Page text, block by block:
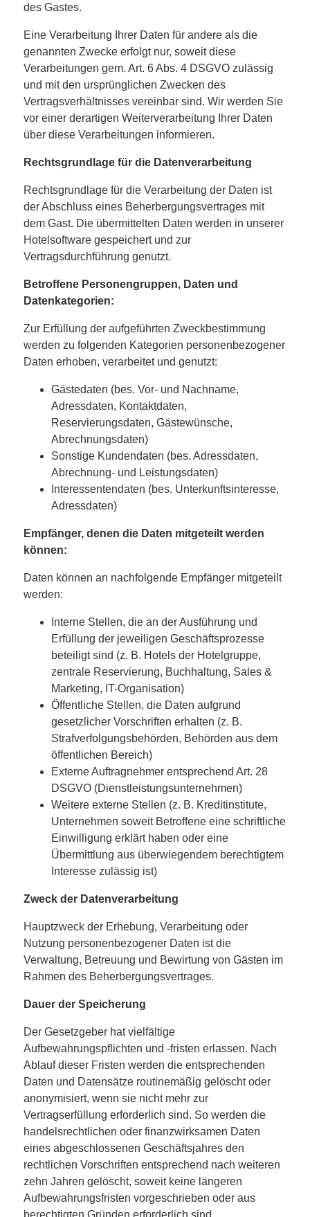
des Gastes.
Eine Verarbeitung Ihrer Daten für andere als die
genannten Zwecke erfolgt nur, soweit diese
Verarbeitungen gem. Art. 6 Abs. 4 DSGVO zulässig
und mit den ursprünglichen Zwecken des
Vertragsverhältnisses vereinbar sind. Wir werden Sie
vor einer derartigen Weiterverarbeitung Ihrer Daten
über diese Verarbeitungen informieren.
Rechtsgrundlage für die Datenverarbeitung
Rechtsgrundlage für die Verarbeitung der Daten ist
der Abschluss eines Beherbergungsvertrages mit
dem Gast. Die übermittelten Daten werden in unserer
Hotelsoftware gespeichert und zur
Vertragsdurchführung genutzt.
Betroffene Personengruppen, Daten und
Datenkategorien:
Zur Erfüllung der aufgeführten Zweckbestimmung
werden zu folgenden Kategorien personenbezogener
Daten erhoben, verarbeitet und genutzt:
Gästedaten (bes. Vor- und Nachname,
Adressdaten, Kontaktdaten,
Reservierungsdaten, Gästewünsche,
Abrechnungsdaten)
Sonstige Kundendaten (bes. Adressdaten,
Abrechnung- und Leistungsdaten)
Interessentendaten (bes. Unterkunftsinteresse,
Adressdaten)
Empfänger, denen die Daten mitgeteilt werden
können:
Daten können an nachfolgende Empfänger mitgeteilt
werden:
Interne Stellen, die an der Ausführung und
Erfüllung der jeweiligen Geschäftsprozesse
beteiligt sind (z. B. Hotels der Hotelgruppe,
zentrale Reservierung, Buchhaltung, Sales &
Marketing, IT-Organisation)
Öffentliche Stellen, die Daten aufgrund
gesetzlicher Vorschriften erhalten (z. B.
Strafverfolgungsbehörden, Behörden aus dem
öffentlichen Bereich)
Externe Auftragnehmer entsprechend Art. 28
DSGVO (Dienstleistungsunternehmen)
Weitere externe Stellen (z. B. Kreditinstitute,
Unternehmen soweit Betroffene eine schriftliche
Einwilligung erklärt haben oder eine
Übermittlung aus überwiegendem berechtigtem
Interesse zulässig ist)
Zweck der Datenverarbeitung
Hauptzweck der Erhebung, Verarbeitung oder
Nutzung personenbezogener Daten ist die
Verwaltung, Betreuung und Bewirtung von Gästen im
Rahmen des Beherbergungsvertrages.
Dauer der Speicherung
Der Gesetzgeber hat vielfältige
Aufbewahrungspflichten und -fristen erlassen. Nach
Ablauf dieser Fristen werden die entsprechenden
Daten und Datensätze routinemäßig gelöscht oder
anonymisiert, wenn sie nicht mehr zur
Vertragserfüllung erforderlich sind. So werden die
handelsrechtlichen oder finanzwirksamen Daten
eines abgeschlossenen Geschäftsjahres den
rechtlichen Vorschriften entsprechend nach weiteren
zehn Jahren gelöscht, soweit keine längeren
Aufbewahrungsfristen vorgeschrieben oder aus
berechtigten Gründen erforderlich sind.